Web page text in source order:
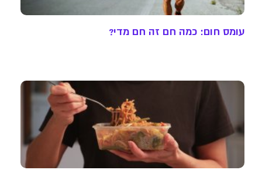
עומס חום: כמה חם זה חם מדי?